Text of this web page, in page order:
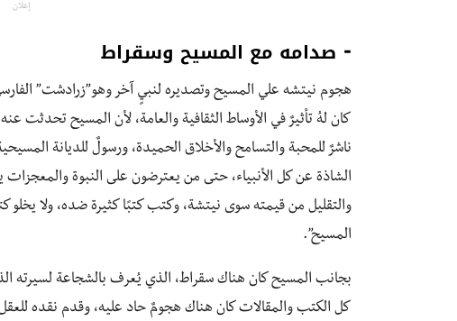
إعلان
⁃ صدامه مع المسيح وسقراط
هجوم نيتشه علي المسيح وتصديره لنبيٍ آخر وهو”زرادشت”
كان لهُ تأثيرٌ في الأوساط الثقافية والعامة، لأن المسيح
ناشرٌ للمحبة والتسامح والأخلاق الحميدة، ورسولٌ للديانة
الشاذة عن كل الأنبياء، حتى من يعترضون على النبوة
والتقليل من قيمته سوى نيتشة، وكتب كتبًا كثيرة ضده، ولا
المسيح”.
بجانب المسيح كان هناك سقراط، الذي يُعرف بالشجاعة لسيرته
كل الكتب والمقالات كان هناك هجومٌ حاد عليه، وقدم نقده